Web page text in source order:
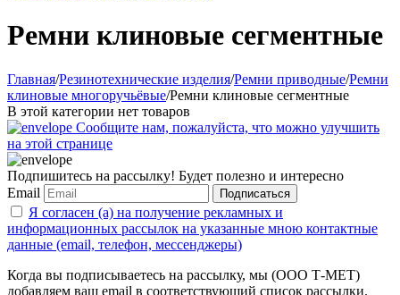
Ремни клиновые сегментные
Главная/Резинотехнические изделия/Ремни приводные/Ремни
клиновые многоручьёвые/Ремни клиновые сегментные
В этой категории нет товаров
Сообщите нам, пожалуйста, что можно улучшить
на этой странице
Подпишитесь на рассылку! Будет полезно и интересно
Email
Подписаться
Я согласен (а) на получение рекламных и
информационных рассылок на указанные мною контактные
данные (email, телефон, мессенджеры)
Когда вы подписываетесь на рассылку, мы (ООО Т-МЕТ)
добавляем ваш email в соответствующий список рассылки.